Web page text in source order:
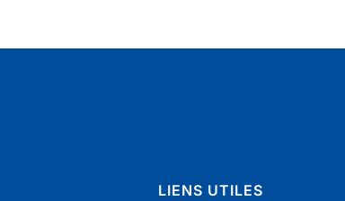
LIENS UTILES